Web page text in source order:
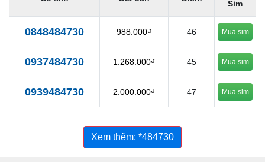
Sim
0848484730 988.000₫ 46 Mua sim
0937484730 1.268.000₫ 45 Mua sim
0939484730 2.000.000₫ 47 Mua sim
Xem thêm: *484730